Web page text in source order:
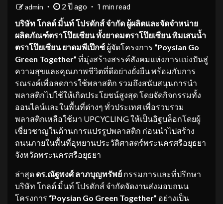
admin 2 ปี ago 1 min read
บริษัท โกลด์ มิ้นท์ โปรดักส์ จำกัด ผู้ผลิตและจัดจำหน่าย
ผลิตภัณฑ์ตราโป๊ยเซียน ทั้งยาดมตราโป๊ยเซียน พิมเสนน้ำ
ตราโป๊ยเซียน ยาดมพีเป๊กซ์ ผู้จัดโครงการ “Poysian Go
Green Together” ที่มุ่งสร้างสรรค์สังคมแห่งการแบ่งปันสู่
ความสุขและคุณภาพชีวิตที่ดีอย่างยั่งยืน พร้อมกับการ
รณรงค์เพื่อลดการใช้พลาสติก รวมถึงสนับสนุนการนำ
พลาสติกไปใช้ให้เกิดประโยชน์สูงสุด โดยจัดกิจกรรมทั้ง
ออนไลน์และในพื้นที่ต่างๆ ทั่วประเทศ เพื่อรวบรวม
พลาสติกเหลือใช้มา UPCYCLING ให้เป็นอิฐบล็อกโดยผู้
เชี่ยวชาญในด้านการแปรรูปพลาสติก ก่อนนำไปสร้าง
ถนนภายในพื้นที่อุทยานประวัติศาสตร์พระนครศรีอยุธยา
จังหวัดพระนครศรีอยุธยา
ล่าสุด ดร.ณัฐพงศ์ ลาภบุญทรัพย์ กรรมการและที่ปรึกษา
บริษัท โกลด์ มิ้นท์ โปรดักส์ จำกัดจัดงานส่งมอบถนน
โครงการ “Poysian Go Green Together” อย่างเป็น